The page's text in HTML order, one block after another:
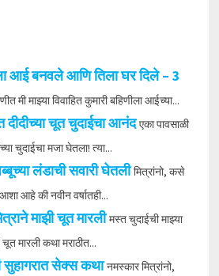
आई बनवले आणि तिला घर दिले – 3
मी माझ्या विवाहित कुमारी बहिणीला आईच्या...
दीदीच्या चूत चुदाईचा आनंद एका पावसाळी
चुदाईचा मजा घेतला! त्या...
लंडाची सवारी घेतली मित्रांनो, कसे
आहे की नवीन वर्षातही...
माझी चूत मारली मस्त चुदाईची माझ्या
चूत मारली कथा मराठीत...
सुहागरात सेक्स कथा नमस्कार मित्रांनो,